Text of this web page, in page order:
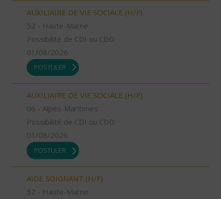
AUXILIAIRE DE VIE SOCIALE (H/F)
52 - Haute-Marne
Possibilité de CDI ou CDD
01/08/2026
POSTULER
AUXILIAIRE DE VIE SOCIALE (H/F)
06 - Alpes-Maritimes
Possibilité de CDI ou CDD
01/08/2026
POSTULER
AIDE SOIGNANT (H/F)
52 - Haute-Marne